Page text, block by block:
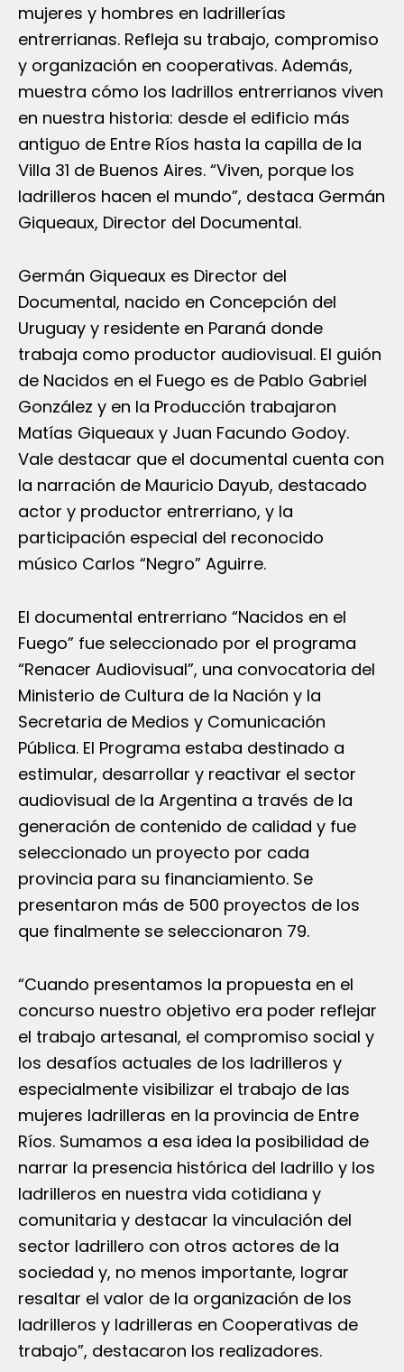
mujeres y hombres en ladrillerías
entrerrianas. Refleja su trabajo, compromiso
y organización en cooperativas. Además,
muestra cómo los ladrillos entrerrianos viven
en nuestra historia: desde el edificio más
antiguo de Entre Ríos hasta la capilla de la
Villa 31 de Buenos Aires. “Viven, porque los
ladrilleros hacen el mundo”, destaca Germán
Giqueaux, Director del Documental.
Germán Giqueaux es Director del
Documental, nacido en Concepción del
Uruguay y residente en Paraná donde
trabaja como productor audiovisual. El guión
de Nacidos en el Fuego es de Pablo Gabriel
González y en la Producción trabajaron
Matías Giqueaux y Juan Facundo Godoy.
Vale destacar que el documental cuenta con
la narración de Mauricio Dayub, destacado
actor y productor entrerriano, y la
participación especial del reconocido
músico Carlos “Negro” Aguirre.
El documental entrerriano “Nacidos en el
Fuego” fue seleccionado por el programa
“Renacer Audiovisual”, una convocatoria del
Ministerio de Cultura de la Nación y la
Secretaria de Medios y Comunicación
Pública. El Programa estaba destinado a
estimular, desarrollar y reactivar el sector
audiovisual de la Argentina a través de la
generación de contenido de calidad y fue
seleccionado un proyecto por cada
provincia para su financiamiento. Se
presentaron más de 500 proyectos de los
que finalmente se seleccionaron 79.
“Cuando presentamos la propuesta en el
concurso nuestro objetivo era poder reflejar
el trabajo artesanal, el compromiso social y
los desafíos actuales de los ladrilleros y
especialmente visibilizar el trabajo de las
mujeres ladrilleras en la provincia de Entre
Ríos. Sumamos a esa idea la posibilidad de
narrar la presencia histórica del ladrillo y los
ladrilleros en nuestra vida cotidiana y
comunitaria y destacar la vinculación del
sector ladrillero con otros actores de la
sociedad y, no menos importante, lograr
resaltar el valor de la organización de los
ladrilleros y ladrilleras en Cooperativas de
trabajo”, destacaron los realizadores.